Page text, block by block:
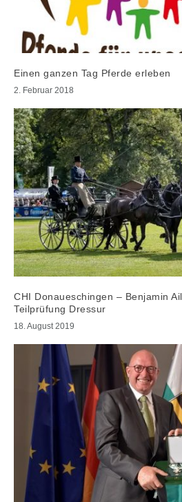
Einen ganzen Tag Pferde erleben
2. Februar 2018
CHI Donaueschingen – Benjamin
Teilprüfung Dressur
18. August 2019